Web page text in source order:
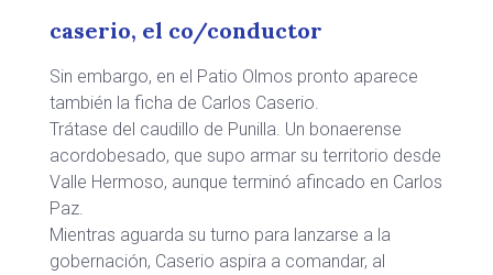
caserio, el co/conductor
Sin embargo, en el Patio Olmos pronto aparece
también la ficha de Carlos Caserio.
Trátase del caudillo de Punilla. Un bonaerense
acordobesado, que supo armar su territorio desde
Valle Hermoso, aunque terminó afincado en Carlos
Paz.
Mientras aguarda su turno para lanzarse a la
gobernación, Caserio aspira a comandar, al